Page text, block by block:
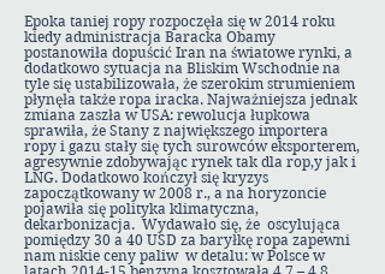
Epoka taniej ropy rozpoczęła się w 2014 roku
kiedy administracja Baracka Obamy
postanowiła dopuścić Iran na światowe rynki, a
dodatkowo sytuacja na Bliskim Wschodnie na
tyle się ustabilizowała, że szerokim strumieniem
płynęła także ropa iracka. Najważniejsza jednak
zmiana zaszła w USA: rewolucja łupkowa
sprawiła, że Stany z największego importera
ropy i gazu stały się tych surowców eksporterem,
agresywnie zdobywając rynek tak dla rop,y jak i
LNG. Dodatkowo kończył się kryzys
zapoczątkowany w 2008 r., a na horyzoncie
pojawiła się polityka klimatyczna,
dekarbonizacja. Wydawało się, że oscylująca
pomiędzy 30 a 40 USD za baryłkę ropa zapewni
nam niskie ceny paliw w detalu: w Polsce w